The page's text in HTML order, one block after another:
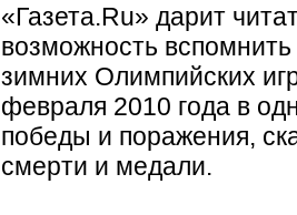
«Газета.Ru» дарит
возможность
зимних Олимпийских
февраля 2010 года в
победы и поражения,
смерти и медали.